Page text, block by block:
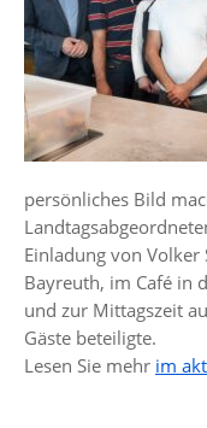
persönliches Bild
Einladung von
Bayreuth, im Café in
und zur Mittagszeit
Gäste beteiligte.
Lesen Sie mehr im